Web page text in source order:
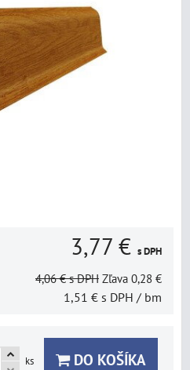
3,77 € s DPH
4,06 € s DPH Zľava 0,28 €
1,51 € s DPH / bm
ks DO KOŠÍKA